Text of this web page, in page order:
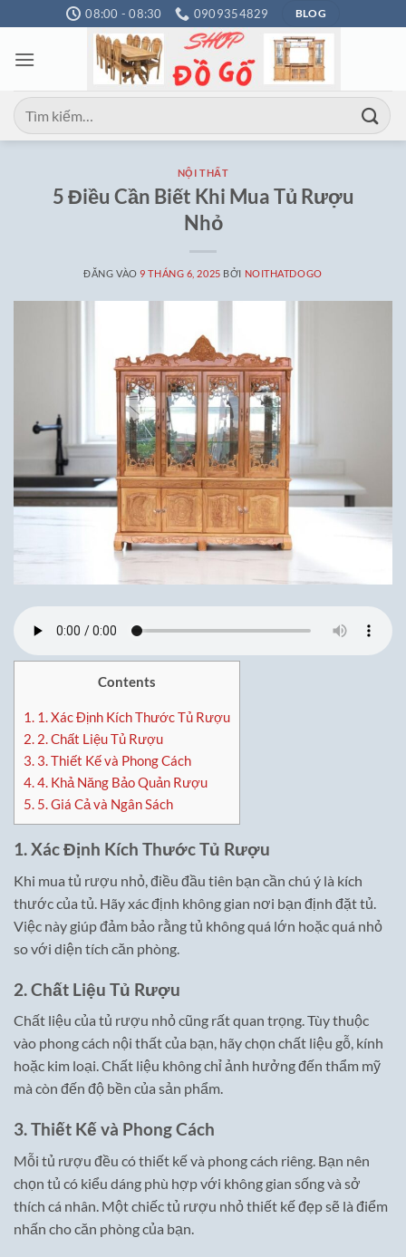
qua
nội
08:00 - 08:30 0909354829 BLOG
Tìm
kiếm:
NỘI THẤT
5 Điều Cần Biết Khi Mua Tủ Rượu
Nhỏ
ĐĂNG VÀO9 THÁNG 6, 2025 BỞI NOITHATDOGO
Contents
1. 1. Xác Định Kích Thước Tủ Rượu
2. 2. Chất Liệu Tủ Rượu
3. 3. Thiết Kế và Phong Cách
4.4. Khả Năng Bảo Quản Rượu
5. 5. Giá Cả và Ngân Sách
1. Xác Định Kích Thước Tủ Rượu
Khi mua tủ rượu nhỏ, điều đầu tiên bạn cần chú ý là kích
thước của tủ. Hãy xác định không gian nơi bạn định đặt tủ.
Việc này giúp đảm bảo rằng tủ không quá lớn hoặc quá nhỏ
so với diện tích căn phòng.
2. Chất Liệu Tủ Rượu
Chất liệu của tủ rượu nhỏ cũng rất quan trọng. Tùy thuộc
vào phong cách nội thất của bạn, hãy chọn chất liệu gỗ, kính
hoặc kim loại. Chất liệu không chỉ ảnh hưởng đến thẩm mỹ
mà còn đến độ bền của sản phẩm.
3. Thiết Kế và Phong Cách
Mỗi tủ rượu đều có thiết kế và phong cách riêng. Bạn nên
chọn tủ có kiểu dáng phù hợp với không gian sống và sở
thích cá nhân. Một chiếc tủ rượu nhỏ thiết kế đẹp sẽ là điểm
nhấn cho căn phòng của bạn.